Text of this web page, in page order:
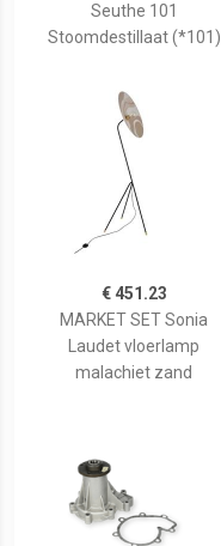
Seuthe 101
Stoomdestillaat (*101)
€ 451.23
MARKET SET Sonia
Laudet vloerlamp
malachiet zand